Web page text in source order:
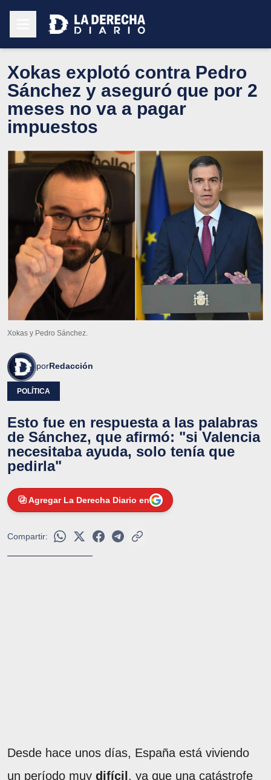
Xokas explotó contra Pedro
Sánchez y aseguró que por 2
meses no va a pagar
impuestos
Xokas y Pedro Sánchez.
porRedacción
POLÍTICA
Esto fue en respuesta a las palabras
de Sánchez, que afirmó: "si Valencia
necesitaba ayuda, solo tenía que
pedirla"
Agregar La Derecha Diario en
Compartir:
Desde hace unos días, España está viviendo
un período muy difícil , ya que una catástrofe